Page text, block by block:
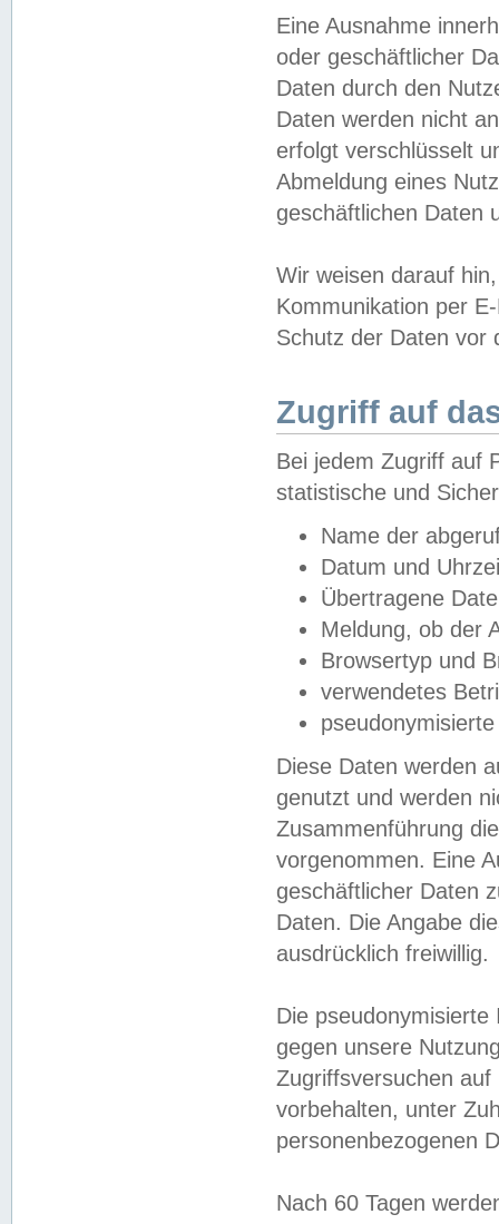
Eine Ausnahme
oder geschäftlicher
Daten durch den
Daten werden nicht
erfolgt verschlüsselt
Abmeldung eines
geschäftlichen Daten
Wir weisen darauf
Kommunikation per
Schutz der Daten vor
Zugriff auf
Bei jedem Zugriff auf
statistische und
Name der
Datum und
Übertragene
Meldung, ob der
Browsertyp und
verwendetes
Diese Daten werden
genutzt und werden
Zusammenführung
vorgenommen. Eine
geschäftlicher Daten
Daten. Die Angabe
ausdrücklich freiwillig.
Die
gegen unsere
Zugriffsversuchen
vorbehalten, unter
personenbezogenen
Nach 60 Tagen